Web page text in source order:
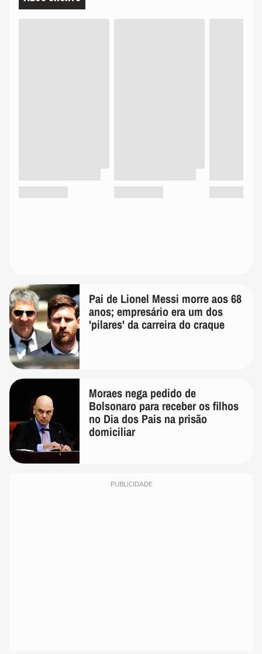
Pai de Lionel Messi morre aos 68
anos; empresário era um dos
'pilares' da carreira do craque
Moraes nega pedido de
Bolsonaro para receber os filhos
no Dia dos Pais na prisão
domiciliar
PUBLICIDADE